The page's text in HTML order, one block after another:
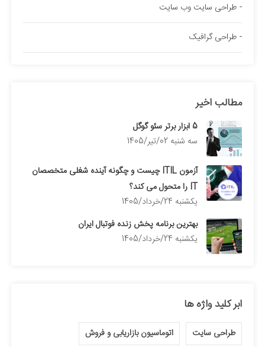
طراحی سایت وب سایت
طراحی گرافیک
مطالب اخیر
5 ابزار برتر سئو گوگل
سه شنبه 02/تیر/1405
آزمون ITIL چیست و چگونه آینده شغلی متخصصان
IT را متحول می کند؟
يكشنبه 24/خرداد/1405
بهترین برنامه پخش زنده فوتبال ایران
يكشنبه 24/خرداد/1405
ابر کلید واژه ها
طراحی سایت اتوماسیون بازاریابی و فروش